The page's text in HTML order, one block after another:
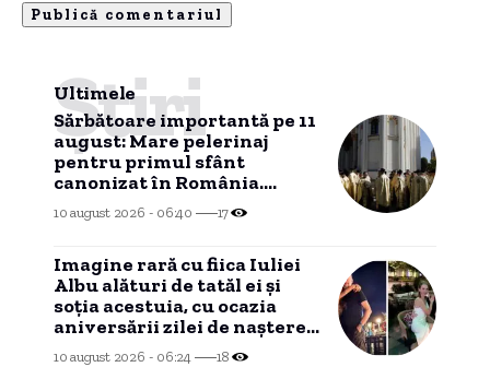
Ultimele
Știri
Sărbătoare importantă pe 11
august: Mare pelerinaj
pentru primul sfânt
canonizat în România.
Moaștele care vor fi expuse
spre închinare
10 august 2026 - 06:40 17
Imagine rară cu fiica Iuliei
Albu alături de tatăl ei și
soția acestuia, cu ocazia
aniversării zilei de naștere a
lui Mihai Albu. „Ale mele”
10 august 2026 - 06:24 18